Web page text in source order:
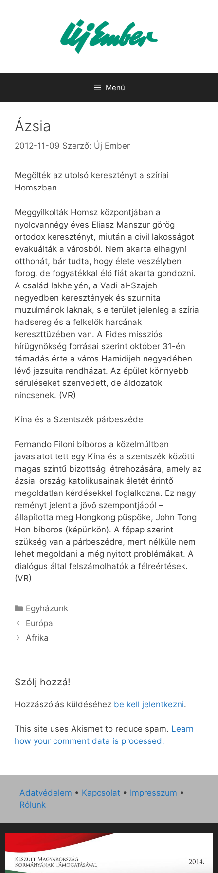
Menü
Ázsia
2012-11-09 Szerző: Új Ember
Megölték az utolsó keresztényt a szíriai
Homszban
Meggyilkolták Homsz központjában a
nyolcvannégy éves Eliasz Manszur görög
ortodox keresztényt, miután a civil lakosságot
evakuálták a városból. Nem akarta elhagyni
otthonát, bár tudta, hogy élete veszélyben
forog, de fogyatékkal élő fiát akarta gondozni.
A család lakhelyén, a Vadi al-Szajeh
negyedben keresztények és szunnita
muzulmánok laknak, s e terület jelenleg a szíriai
hadsereg és a felkelők harcának
kereszttüzében van. A Fides missziós
hírügynökség forrásai szerint október 31-én
támadás érte a város Hamidijeh negyedében
lévő jezsuita rendházat. Az épület könnyebb
sérüléseket szenvedett, de áldozatok
nincsenek. (VR)
Kína és a Szentszék párbeszéde
Fernando Filoni bíboros a közelmúltban
javaslatot tett egy Kína és a szentszék közötti
magas szintű bizottság létrehozására, amely az
ázsiai ország katolikusainak életét érintő
megoldatlan kérdésekkel foglalkozna. Ez nagy
reményt jelent a jövő szempontjából –
állapította meg Hongkong püspöke, John Tong
Hon bíboros (képünkön). A főpap szerint
szükség van a párbeszédre, mert nélküle nem
lehet megoldani a még nyitott problémákat. A
dialógus által felszámolhatók a félreértések.
(VR)
Kategória
Egyházunk
Európa
Afrika
Szólj hozzá!
Hozzászólás küldéséhez be kell jelentkezni.
This site uses Akismet to reduce spam. Learn
how your comment data is processed.
Adatvédelem • Kapcsolat • Impresszum •
Rólunk